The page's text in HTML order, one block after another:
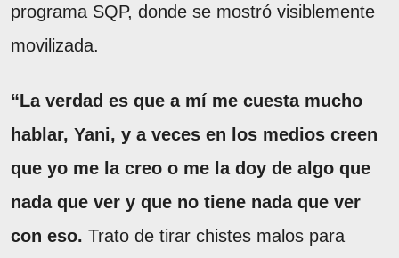
programa SQP, donde se mostró visiblemente
movilizada.
“La verdad es que a mí me cuesta mucho
hablar, Yani, y a veces en los medios creen
que yo me la creo o me la doy de algo que
nada que ver y que no tiene nada que ver
con eso. Trato de tirar chistes malos para